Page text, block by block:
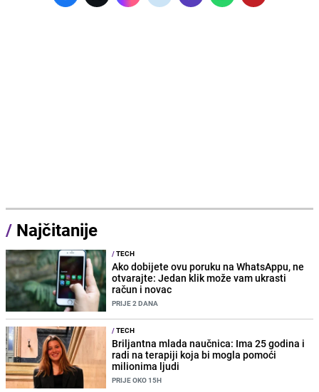
/ Najčitanije
/TECH
Ako dobijete ovu poruku na WhatsAppu, ne
otvarajte: Jedan klik može vam ukrasti
račun i novac
PRIJE 2 DANA
/TECH
Briljantna mlada naučnica: Ima 25 godina i
radi na terapiji koja bi mogla pomoći
milionima ljudi
PRIJE OKO 15H